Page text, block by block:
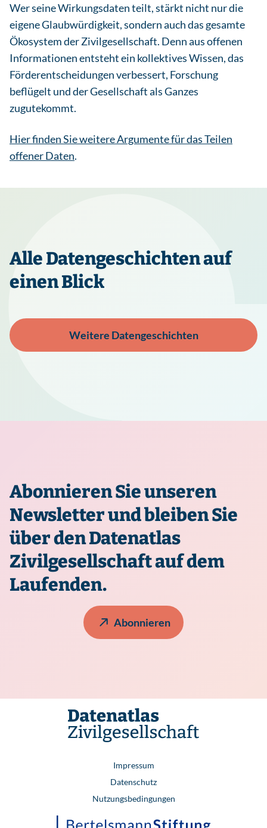
Wer seine Wirkungsdaten teilt, stärkt nicht nur die
eigene Glaubwürdigkeit, sondern auch das gesamte
Ökosystem der Zivilgesellschaft. Denn aus offenen
Informationen entsteht ein kollektives Wissen, das
Förderentscheidungen verbessert, Forschung
beflügelt und der Gesellschaft als Ganzes
zugutekommt.
Hier finden Sie weitere Argumente für das Teilen
offener Daten.
Alle Datengeschichten auf
einen Blick
Weitere Datengeschichten
Abonnieren Sie unseren
Newsletter und bleiben Sie
über den Datenatlas
Zivilgesellschaft auf dem
Laufenden.
Abonnieren
Impressum
Datenschutz
Nutzungsbedingungen